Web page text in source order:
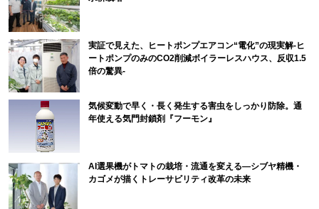
実証で見えた、ヒートポンプエアコン“電化”の現実解-ヒ
ートポンプのみのCO2削減ボイラーレスハウス、反収1.5
倍の驚異-
気候変動で早く・長く発生する害虫をしっかり防除。通
年使える気門封鎖剤『フーモン』
AI選果機がトマトの栽培・流通を変える―シブヤ精機・
カゴメが描くトレーサビリティ改革の未来